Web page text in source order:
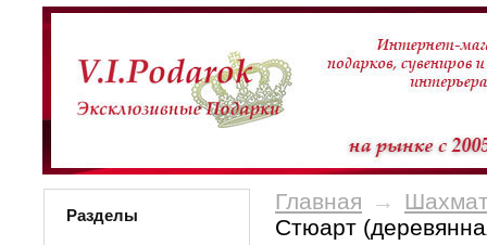
Разделы
Главная →
Стюарт